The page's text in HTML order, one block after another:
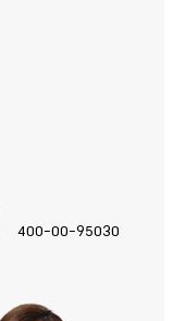
400-00-95030